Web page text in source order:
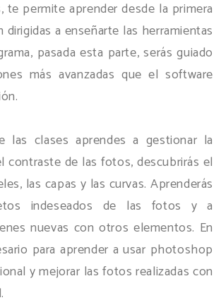
te permite aprender desde la primera
dirigidas a enseñarte las herramientas
pasada esta parte, serás guiado
más avanzadas que el software
las clases aprendes a gestionar la
contraste de las fotos, descubrirás el
las capas y las curvas. Aprenderás
indeseados de las fotos y a
nuevas con otros elementos. En
para aprender a usar photoshop
y mejorar las fotos realizadas con